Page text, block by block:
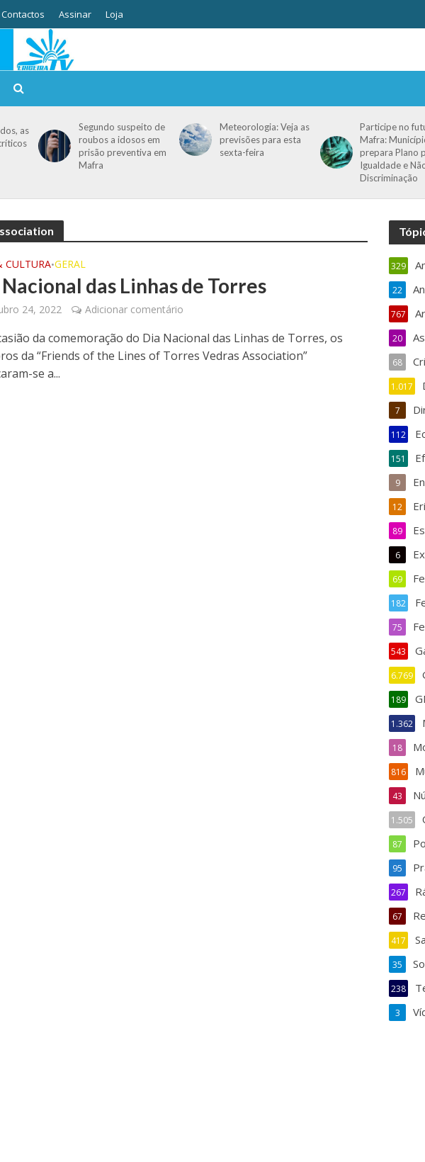
Contactos Assinar Loja
as
Segundo suspeito de
roubos a idosos em
prisão preventiva em
Mafra
Meteorologia: Veja as
previsões para esta
sexta-feira
Participe no
Mafra:
prepara Plano
Igualdade e
Discriminação
CULTURA•GERAL
das Linhas de Torres
24, 2022 Adicionar comentário
da comemoração do Dia Nacional das Linhas de Torres, os
da “Friends of the Lines of Torres Vedras Association”
se a...
329
22
767
20
68
1.017
7
112
151
9
12
89
6
69
182
75
543
6.769
189
1.362
18
816
43
1.505
87
95
267
67
417
35
238
3